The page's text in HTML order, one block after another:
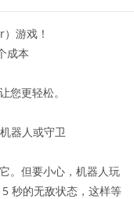
游戏！
成本
您更轻松。
器人或守卫
。但要小心，机器人玩
秒的无敌状态，这样等